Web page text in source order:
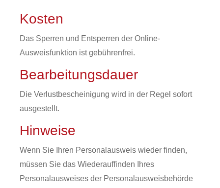
Kosten
Das Sperren und Entsperren der Online-
Ausweisfunktion ist gebührenfrei.
Bearbeitungsdauer
Die Verlustbescheinigung wird in der Regel sofort
ausgestellt.
Hinweise
Wenn Sie Ihren Personalausweis wieder finden,
müssen Sie das Wiederauffinden Ihres
Personalausweises der Personalausweisbehörde